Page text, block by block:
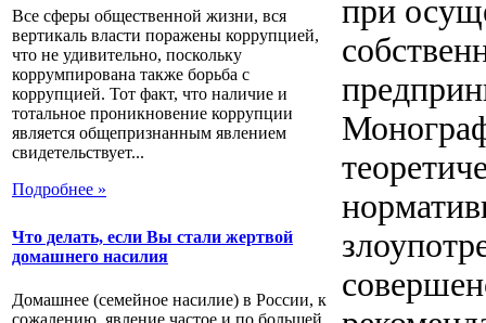
Все сферы общественной жизни, вся
вертикаль власти поражены коррупцией,
что не удивительно, поскольку
коррумпирована также борьба с
коррупцией. Тот факт, что наличие и
тотальное проникновение коррупции
является общепризнанным явлением
свидетельствует...
Подробнее »
Что делать, если Вы стали жертвой
домашнего насилия
Домашнее (семейное насилие) в России, к
сожалению, явление частое и по большей
при